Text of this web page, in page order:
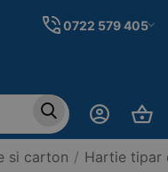
0722 579 405
si carton / Hartie tipar